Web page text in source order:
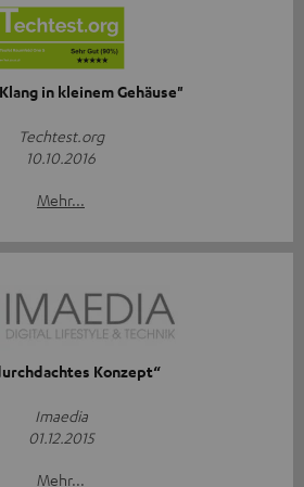
in kleinem Gehäuse"
Techtest.org
10.10.2016
Mehr...
Konzept“
Imaedia
01.12.2015
Mehr...